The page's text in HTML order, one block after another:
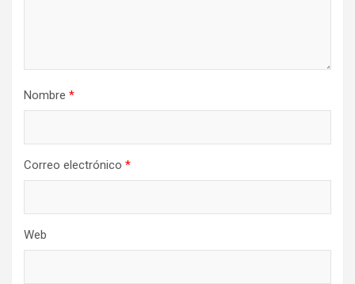
Nombre *
Correo electrónico *
Web